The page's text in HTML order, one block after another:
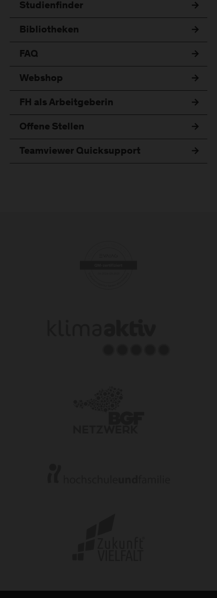
Studienfinder
Bibliotheken
FAQ
Webshop
FH als Arbeitgeberin
Offene Stellen
Teamviewer Quicksupport